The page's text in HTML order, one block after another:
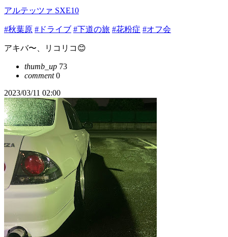
アルテッツァ SXE10
#秋葉原 #ドライブ #下道の旅 #花粉症 #オフ会
アキバ〜、リコリコ😊
thumb_up 73
comment0
2023/03/11 02:00